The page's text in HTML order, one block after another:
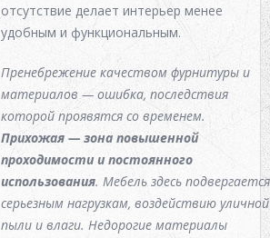
отсутствие делает интерьер менее
удобным и функциональным.
Пренебрежение качеством фурнитуры и
материалов — ошибка, последствия
которой проявятся со временем.
Прихожая — зона повышенной
проходимости и постоянного
использования.Мебель здесь подвергается
серьезным нагрузкам, воздействию уличной
пыли и влаги. Недорогие материалы